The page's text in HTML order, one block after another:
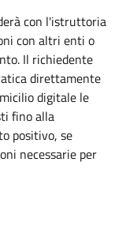
con l'istruttoria
con altri enti o
Il richiedente
direttamente
digitale le
fino alla
positivo, se
necessarie per